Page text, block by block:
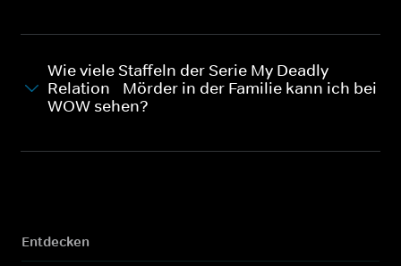
Wie viele Staffeln der Serie My Deadly
Relation - Mörder in der Familie kann ich bei
WOW sehen?
Entdecken